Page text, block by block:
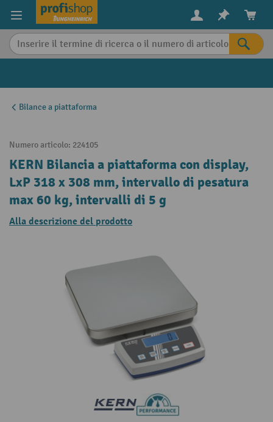
content
Bilance a piattaforma
Numero articolo: 224105
KERN Bilancia a piattaforma con display,
LxP 318 x 308 mm, intervallo di pesatura
max 60 kg, intervalli di 5 g
Alla descrizione del prodotto